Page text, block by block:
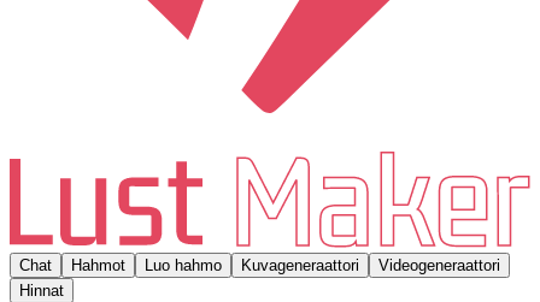
Chat Hahmot Luo hahmo Kuvageneraattori
Videogeneraattori
Hinnat